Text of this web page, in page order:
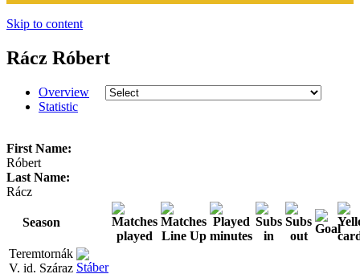
Skip to content
Rácz Róbert
Overview
Statistic
First Name:
Róbert
Last Name:
Rácz
Season
Teremtornák
V. id. Száraz